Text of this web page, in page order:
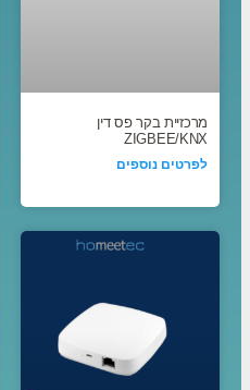
מרכזיית בקר פס דין
ZIGBEE/KNX
לפרטים נוספים